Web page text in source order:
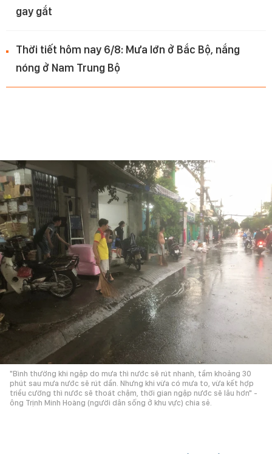
gay gắt
Thời tiết hôm nay 6/8: Mưa lớn ở Bắc Bộ, nắng
nóng ở Nam Trung Bộ
"Bình thường khi ngập do mưa thì nước sẽ rút nhanh, tầm khoảng 30
phút sau mưa nước sẽ rút dần. Nhưng khi vừa có mưa to, vừa kết hợp
triều cường thì nước sẽ thoát chậm, thời gian ngập nước sẽ lâu hơn" -
ông Trịnh Minh Hoàng (người dân sống ở khu vực) chia sẻ.